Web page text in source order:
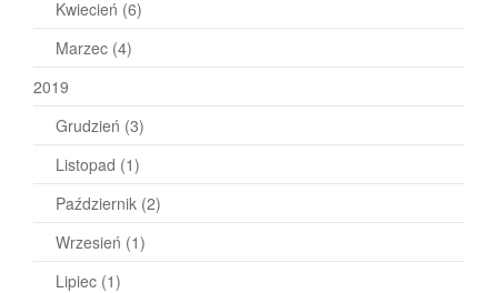
Kwiecień (6)
Marzec (4)
2019
Grudzień (3)
Listopad (1)
Październik (2)
Wrzesień (1)
Lipiec (1)